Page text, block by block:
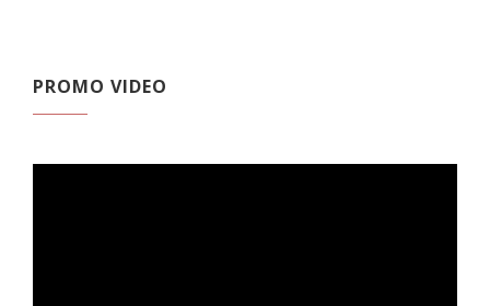
PROMO VIDEO